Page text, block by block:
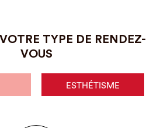
TYPE DE RENDEZ-
VOUS
ESTHÉTISME